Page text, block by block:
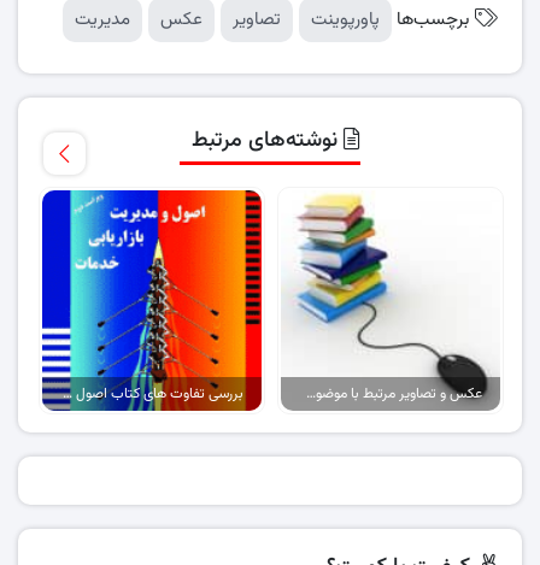
برچسب‌ها پاورپوینت تصاویر عکس مدیریت
نوشته‌های مرتبط
عکس و تصاویر مرتبط با موضوع اینترنت برای طراحی پاورپوینت بررسی تفاوت های کتاب اصول بازاریابی و خدمات از ۲ مترجم